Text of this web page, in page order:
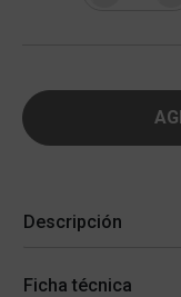
Descripción
Ficha técnica